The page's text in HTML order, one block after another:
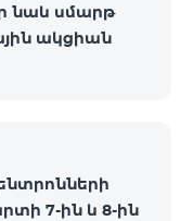
նաև սմարթ
ակցիան
7-ին և 8-ին